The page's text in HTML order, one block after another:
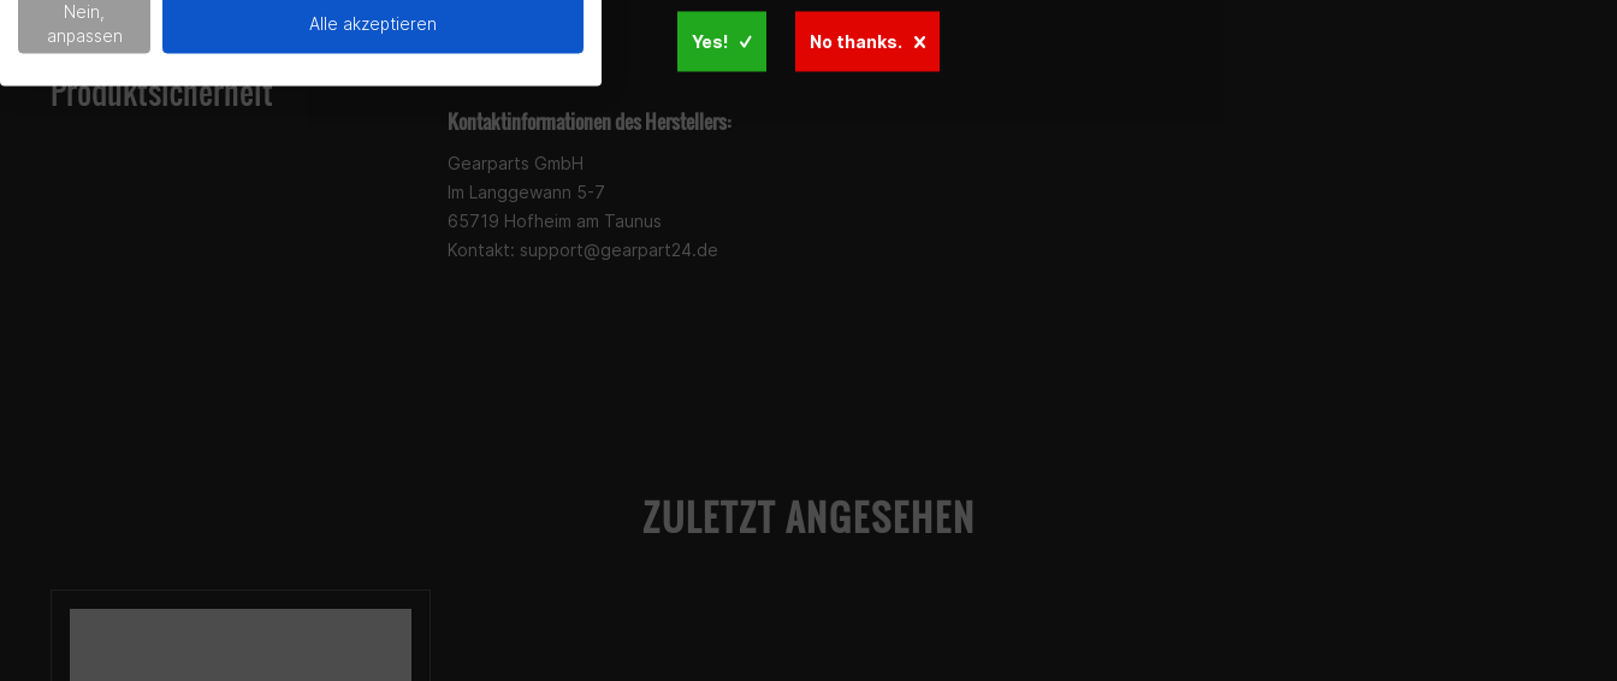
Produktsicherheit
Kontaktinformationen des Herstellers:
Gearparts GmbH
Im Langgewann 5-7
65719 Hofheim am Taunus
Kontakt: support@gearpart24.de
ZULETZT ANGESEHEN
Yes! No thanks.
Nein,
anpassen
Alle akzeptieren